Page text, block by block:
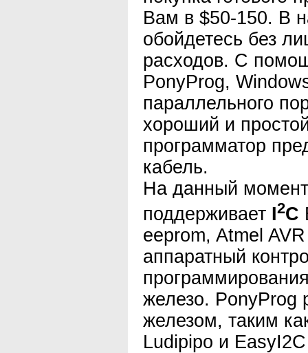
Вам в $50-150. В
обойдетесь без
расходов. С
PonyProg,
параллельного
хороший и
программатор
кабель.
На данный
поддерживает I2C
eeprom, Atmel
аппаратный
железо. PonyProg
железом, таким
Ludipipo и